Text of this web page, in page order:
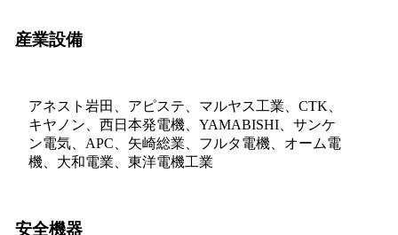
産業設備
アネスト岩田、アピステ、マルヤス工業、CTK、
キヤノン、西日本発電機、YAMABISHI、サンケ
ン電気、APC、矢崎総業、フルタ電機、オーム電
機、大和電業、東洋電機工業
安全機器